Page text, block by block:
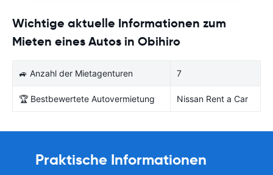
Wichtige aktuelle Informationen zum
Mieten eines Autos in Obihiro
🚙 Anzahl der Mietagenturen 7
🏆 Bestbewertete Autovermietung Nissan Rent a Car
Praktische Informationen